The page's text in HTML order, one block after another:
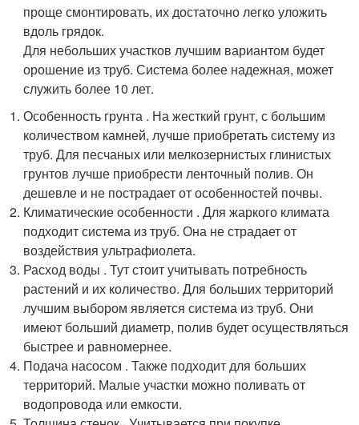
проще смонтировать, их достаточно легко уложить
вдоль грядок.
Для небольших участков лучшим вариантом будет
орошение из труб. Система более надежная, может
служить более 10 лет.
Особенность грунта . На жесткий грунт, с большим
количеством камней, лучше приобретать систему из
труб. Для песчаных или мелкозернистых глинистых
грунтов лучше приобрести ленточный полив. Он
дешевле и не пострадает от особенностей почвы.
Климатические особенности . Для жаркого климата
подходит система из труб. Она не страдает от
воздействия ультрафиолета.
Расход воды . Тут стоит учитывать потребность
растений и их количество. Для больших территорий
лучшим выбором является система из труб. Они
имеют больший диаметр, полив будет осуществляться
быстрее и равномернее.
Подача насосом . Также подходит для больших
территорий. Малые участки можно поливать от
водопровода или емкости.